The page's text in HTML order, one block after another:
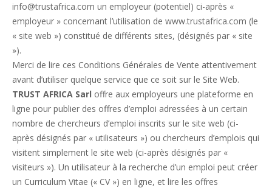
info@trustafrica.com un employeur (potentiel) ci-après «
employeur » concernant l’utilisation de www.trustafrica.com (le
« site web ») constitué de différents sites, (désignés par « site
»).
Merci de lire ces Conditions Générales de Vente attentivement
avant d’utiliser quelque service que ce soit sur le Site Web.
TRUST AFRICA Sarl offre aux employeurs une plateforme en
ligne pour publier des offres d’emploi adressées à un certain
nombre de chercheurs d’emploi inscrits sur le site web (ci-
après désignés par « utilisateurs ») ou chercheurs d’emplois qui
visitent simplement le site web (ci-après désignés par «
visiteurs »). Un utilisateur à la recherche d’un emploi peut créer
un Curriculum Vitae (« CV ») en ligne, et lire les offres